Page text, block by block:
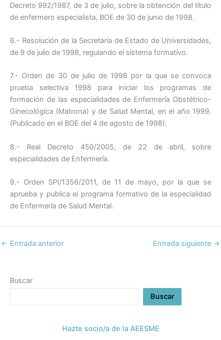
Decreto 992/1987, de 3 de julio, sobre la obtención del título
de enfermero especialista, BOE de 30 de junio de 1998.
6.- Resolución de la Secretaría de Estado de Universidades,
de 9 de julio de 1998, regulando el sistema formativo.
7.- Orden de 30 de julio de 1998 por la que se convoca
prueba selectiva 1998 para iniciar los programas de
formación de las especialidades de Enfermería Obstétrico-
Ginecológica (Matrona) y de Salud Mental, en el año 1999.
(Publicado en el BOE del 4 de agosto de 1998).
8.- Real Decreto 450/2005, de 22 de abril, sobre
especialidades de Enfermería.
9.- Orden SPI/1356/2011, de 11 de mayo, por la que se
aprueba y publica el programa formativo de la especialidad
de Enfermería de Salud Mental.
← Entrada anterior Entrada siguiente →
Buscar
Buscar
Hazte socio/a de la AEESME